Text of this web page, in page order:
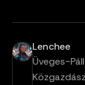
Lenchee
Üveges-